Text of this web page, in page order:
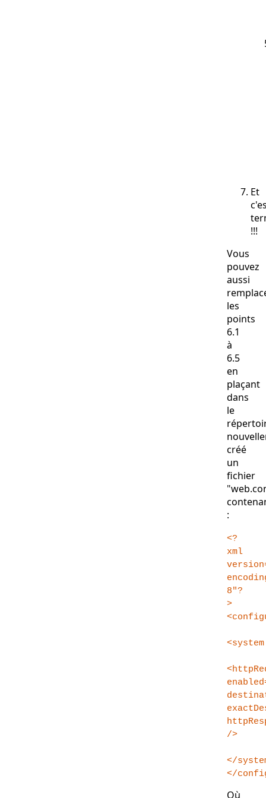
Et
!!!
Vous
pouvez
aussi
les
points
6.1
à
6.5
en
plaçant
dans
le
créé
un
fichier
:
<?
xml
8"?
>
/>
</
</
Où